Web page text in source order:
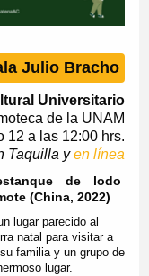
Julio Bracho
Universitario
de la UNAM
12 a las 12:00 hrs.
Taquilla yen línea
de lodo
(China, 2022)
lugar parecido al
natal para visitar a
familia y un grupo de
lugar.